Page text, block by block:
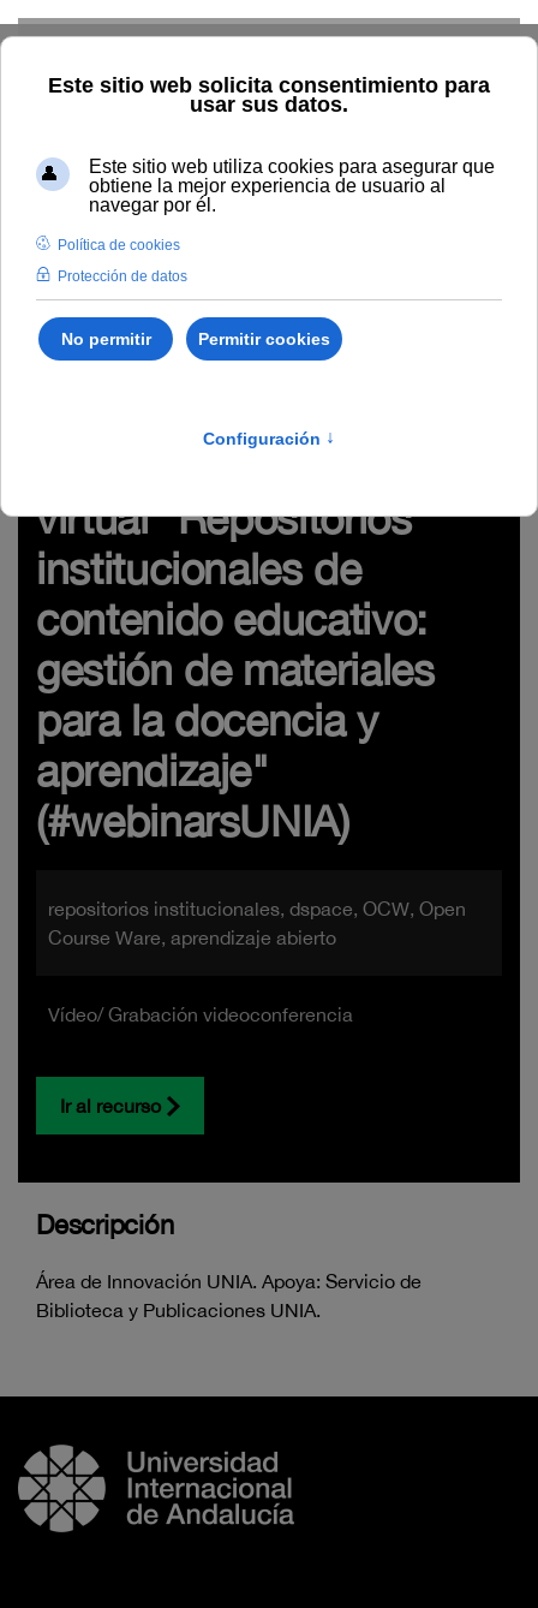
Inicio Estudiar Oferta académica
Tipo/Formato
Vídeo/ Grabación videoconferencia
materiales para la docencia y aprendizaje" (#webinarsUNIA)
virtual "Repositorios
institucionales de
contenido educativo:
gestión de materiales
para la docencia y
aprendizaje"
(#webinarsUNIA)
repositorios institucionales, dspace, OCW, Open
Course Ware, aprendizaje abierto
Vídeo/ Grabación videoconferencia
Ir al recurso
Descripción
Área de Innovación UNIA. Apoya: Servicio de
Biblioteca y Publicaciones UNIA.